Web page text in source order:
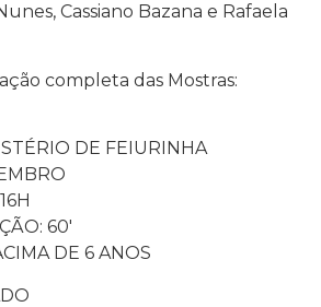
Cassiano Bazana e Rafaela
completa das Mostras:
DE FEIURINHA
60′
DE 6 ANOS